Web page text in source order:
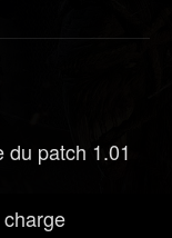
du patch 1.01